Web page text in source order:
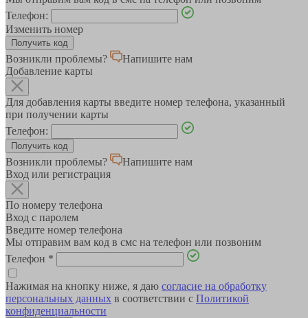
Телефон:
Изменить номер
Возникли проблемы?
Напишите нам
Добавление карты
Для добавления карты введите номер телефона, указанный
при получении карты
Телефон:
Возникли проблемы?
Напишите нам
Вход или регистрация
По номеру телефона
Вход с паролем
Введите номер телефона
Мы отправим вам код в смс на телефон или позвоним
Телефон *
Нажимая на кнопку ниже, я даю согласие на обработку
персональных данных в соответствии с Политикой
конфиденциальности